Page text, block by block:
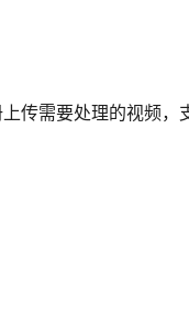
传需要处理的视频，